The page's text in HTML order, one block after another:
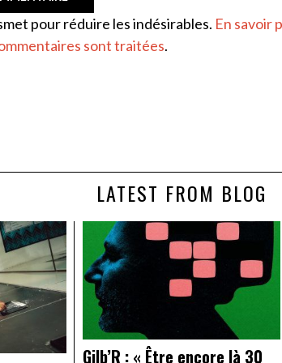
pour réduire les indésirables. En savoir
sont traitées.
LATEST FROM BLOG
Gilb’R : « Être encore là 30